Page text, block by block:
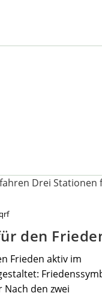
den
Frieden aktiv im
den zwei